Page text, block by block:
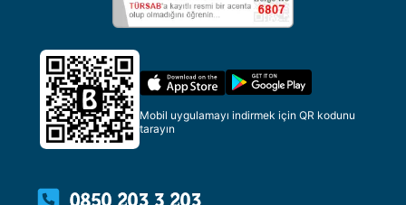
Mobil uygulamayı indirmek için QR kodunu
tarayın